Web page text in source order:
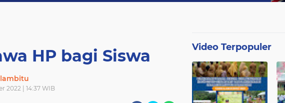
HP bagi Siswa
2022 | 14:37 WIB
Video Terpopuler